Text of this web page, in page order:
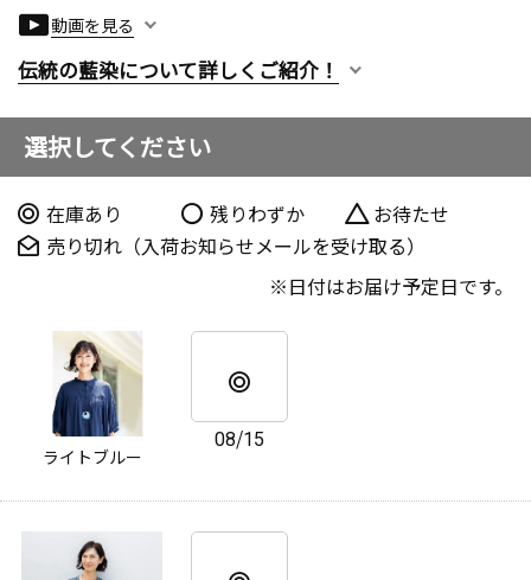
動画を見る
伝統の藍染について詳しくご紹介！
選択してください
在庫あり 残りわずか
お待たせ
売り切れ（入荷お知らせメールを受け取る）
日付はお届け予定日です。
ライトブルー
08/15